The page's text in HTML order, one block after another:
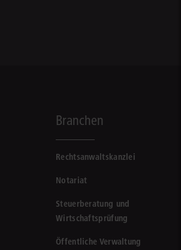
Branchen
Rechtsanwaltskanzlei
Notariat
Steuerberatung und
Wirtschaftsprüfung
Öffentliche Verwaltung